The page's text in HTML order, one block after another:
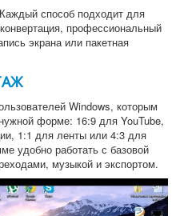
способ подходит для
профессиональный
экрана или пакетная
Windows, которым
форме: 16:9 для YouTube,
1:1 для ленты или 4:3 для
удобно работать с базовой
музыкой и экспортом.